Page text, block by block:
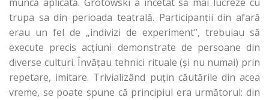
trupa sa din perioada teatrală. Participanţii din afară
erau un fel de „indivizi de experiment”, trebuiau să
execute precis acţiuni demonstrate de persoane din
diverse culturi. Învăţau tehnici rituale (şi nu numai) prin
repetare, imitare. Trivializând puţin căutările din acea
vreme, se poate spune că principiul era următorul: din